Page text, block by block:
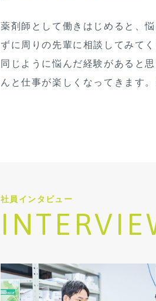
薬剤師として働きはじめると、
ずに周りの先輩に相談してみて
同じように悩んだ経験があると
んと仕事が楽しくなってきます
社員インタビュー